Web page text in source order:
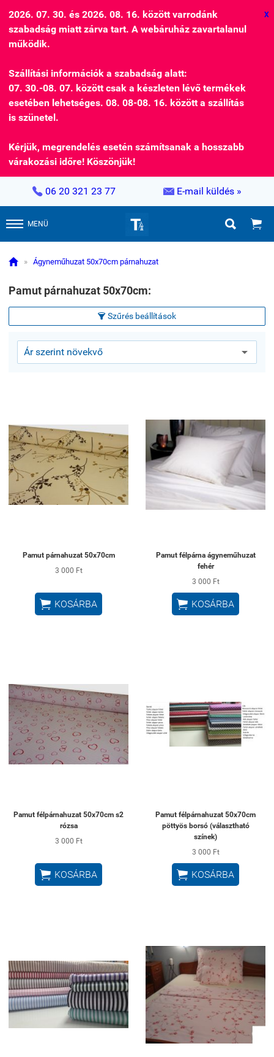
2026. 07. 30. és 2026. 08. 16. között varrodánk
szabadság miatt zárva tart. A webáruház zavartalanul
működik.
Szállítási információk a szabadság alatt:
07. 30.-08. 07. között csak a készleten lévő termékek
esetében lehetséges. 08. 08-08. 16. között a szállítás
is szünetel.
Kérjük, megrendelés esetén számítsanak a hosszabb
várakozási időre! Köszönjük!
X
 06 20 321 23 77  E-mail küldés »
MENÜ  
 » Ágyneműhuzat 50x70cm párnahuzat
Pamut párnahuzat 50x70cm:
 Szűrés beállítások
Pamut párnahuzat 50x70cm
3 000 Ft
 KOSÁRBA
Pamut félpárna ágyneműhuzat
fehér
3 000 Ft
 KOSÁRBA
Pamut félpárnahuzat 50x70cm s2
rózsa
3 000 Ft
 KOSÁRBA
Pamut félpárnahuzat 50x70cm
pöttyös borsó (választható
színek)
3 000 Ft
 KOSÁRBA